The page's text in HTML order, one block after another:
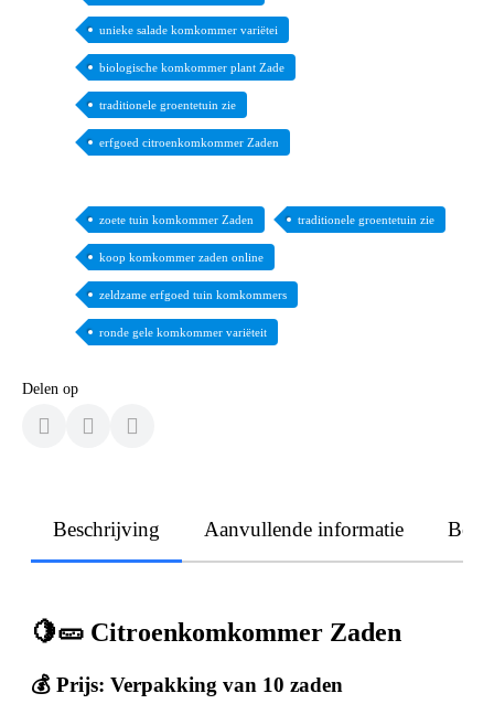
unieke salade komkommer variëtei
biologische komkommer plant Zade
traditionele groentetuin zie
erfgoed citroenkomkommer Zaden
zoete tuin komkommer Zaden traditionele groentetuin zie
koop komkommer zaden online
zeldzame erfgoed tuin komkommers
ronde gele komkommer variëteit
Delen op
Beschrijving Aanvullende informatie
🍋🥒 Citroenkomkommer Zaden
💰 Prijs: Verpakking van 10 zaden